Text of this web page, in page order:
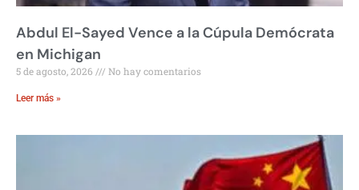
Abdul El-Sayed Vence a la Cúpula Demócrata
en Michigan
5 de agosto, 2026 No hay comentarios
Leer más »